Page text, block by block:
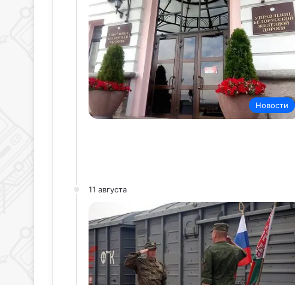
Новости
11 августа